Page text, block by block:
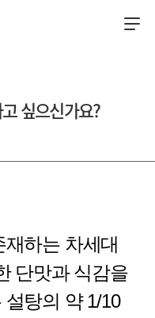
싶으신가요?
하는 차세대
단맛과 식감을
탕의 약 1/10